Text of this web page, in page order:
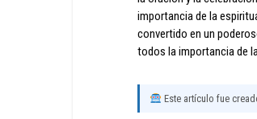
importancia de la
convertido en un
todos la importancia de
Este artículo fue